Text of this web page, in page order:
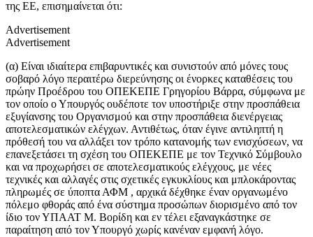
της ΕΕ, επισημαίνεται ότι:
Advertisement
Advertisement
(α) Είναι ιδιαίτερα επιβαρυντικές και συνιστούν από μόνες τους
σοβαρό λόγο περαιτέρω διερεύνησης οι ένορκες καταθέσεις του
πρώην Προέδρου του ΟΠΕΚΕΠΕ Γρηγορίου Βάρρα, σύμφωνα με
τον οποίο ο Υπουργός ουδέποτε τον υποστήριξε στην προσπάθεια
εξυγίανσης του Οργανισμού και στην προσπάθεια διενέργειας
αποτελεσματικών ελέγχων. Αντιθέτως, όταν έγινε αντιληπτή η
πρόθεσή του να αλλάξει τον τρόπο κατανομής των ενισχύσεων, να
επανεξετάσει τη σχέση του ΟΠΕΚΕΠΕ με τον Τεχνικό Σύμβουλο
και να προχωρήσει σε αποτελεσματικούς ελέγχους, με νέες
τεχνικές και αλλαγές στις σχετικές εγκυκλίους και μπλοκάροντας
πληρωμές σε ύποπτα ΑΦΜ , αρχικά δέχθηκε έναν οργανωμένο
πόλεμο φθοράς από ένα σύστημα προσώπων διορισμένο από τον
ίδιο τον ΥΠΑΑΤ Μ. Βορίδη και εν τέλει εξαναγκάστηκε σε
παραίτηση από τον Υπουργό χωρίς κανέναν εμφανή λόγο.